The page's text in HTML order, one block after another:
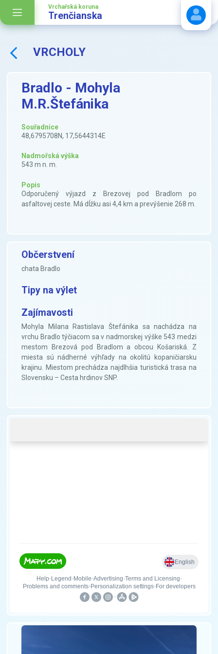
Vrchařská koruna
Trenčianska
VRCHOLY
Bradlo - Mohyla
M.R.Štefánika
Souřadnice
48,6795708N, 17,5644314E
Nadmořská výška
543 m n. m.
Popis
Odporučený výjazd z Brezovej pod Bradlom po
asfaltovej ceste. Má dĺžku asi 4,4 km a prevýšenie 268 m.
Občerstvení
chata Bradlo
Tipy na výlet
Zajímavosti
Mohyla Milana Rastislava Štefánika sa nachádza na
vrchu Bradlo týčiacom sa v nadmorskej výške 543 medzi
mestom Brezová pod Bradlom a obcou Košariská. Z
miesta sú nádherné výhľady na okolitú kopaničiarsku
krajinu. Miestom prechádza najdlhšia turistická trasa na
Slovensku – Cesta hrdinov SNP.